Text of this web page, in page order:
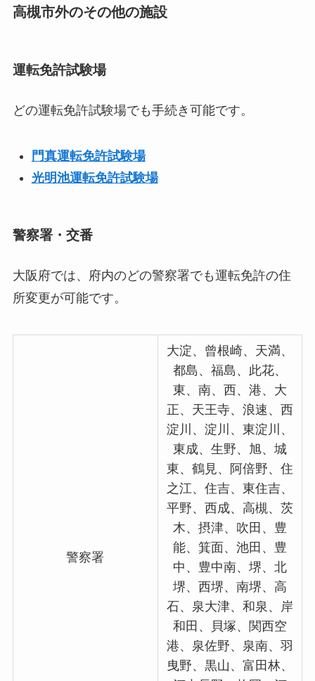
高槻市外のその他の施設
運転免許試験場
どの運転免許試験場でも手続き可能です。
門真運転免許試験場
光明池運転免許試験場
警察署・交番
大阪府では、府内のどの警察署でも運転免許の住
所変更が可能です。
警察署
大淀、曾根崎、天満、
都島、福島、此花、
東、南、西、港、大
正、天王寺、浪速、西
淀川、淀川、東淀川、
東成、生野、旭、城
東、鶴見、阿倍野、住
之江、住吉、東住吉、
平野、西成、高槻、茨
木、摂津、吹田、豊
能、箕面、池田、豊
中、豊中南、堺、北
堺、西堺、南堺、高
石、泉大津、和泉、岸
和田、貝塚、関西空
港、泉佐野、泉南、羽
曳野、黒山、富田林、